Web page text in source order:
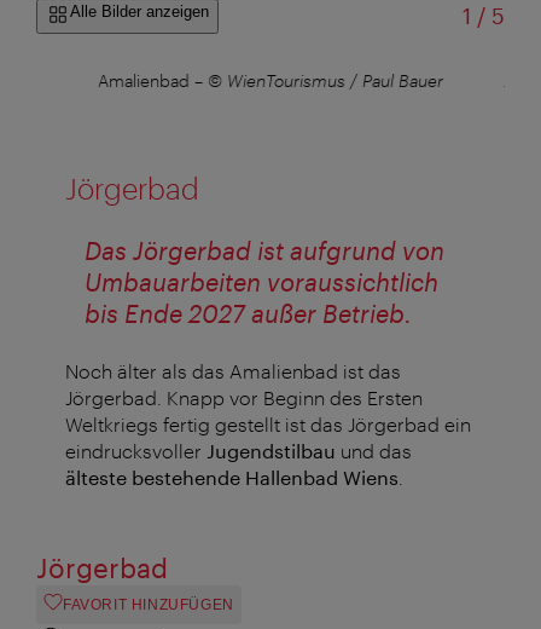
Alle Bilder anzeigen 1 /von
5
Amalienbad – © WienTourismus / Paul Bauer
Jörgerbad
Das Jörgerbad ist aufgrund von
Umbauarbeiten voraussichtlich
bis Ende 2027 außer Betrieb.
Noch älter als das Amalienbad ist das
Jörgerbad. Knapp vor Beginn des Ersten
Weltkriegs fertig gestellt ist das Jörgerbad ein
eindrucksvoller Jugendstilbau und das
älteste bestehende Hallenbad Wiens
Jörgerbad
FAVORIT HINZUFÜGEN